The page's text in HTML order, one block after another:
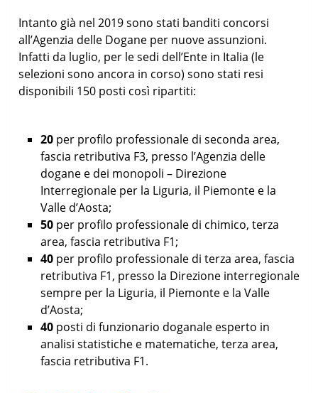
Intanto già nel 2019 sono stati banditi concorsi
all’Agenzia delle Dogane per nuove assunzioni.
Infatti da luglio, per le sedi dell’Ente in Italia (le
selezioni sono ancora in corso) sono stati resi
disponibili 150 posti così ripartiti:
20per profilo professionale di seconda area,
fascia retributiva F3, presso l’Agenzia delle
dogane e dei monopoli – Direzione
Interregionale per la Liguria, il Piemonte e la
Valle d’Aosta;
50per profilo professionale di chimico, terza
area, fascia retributiva F1;
40per profilo professionale di terza area, fascia
retributiva F1, presso la Direzione interregionale
sempre per la Liguria, il Piemonte e la Valle
d’Aosta;
40posti di funzionario doganale esperto in
analisi statistiche e matematiche, terza area,
fascia retributiva F1.